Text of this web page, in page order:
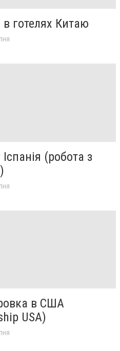
в готелях Китаю
(робота з
в США
USA)